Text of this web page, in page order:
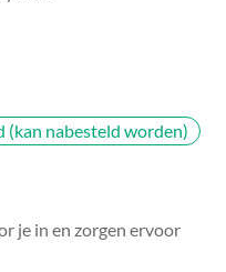
(kan nabesteld worden)
je in en zorgen ervoor